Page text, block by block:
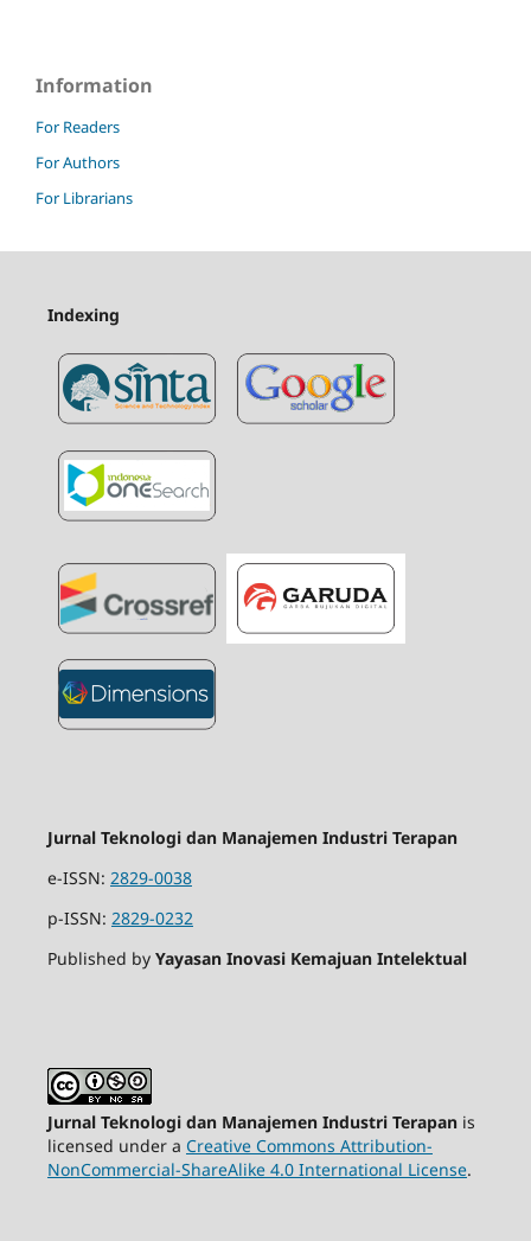
Information
For Readers
For Authors
For Librarians
Indexing
Jurnal Teknologi dan Manajemen Industri Terapan
e-ISSN: 2829-0038
p-ISSN: 2829-0232
Published by Yayasan Inovasi Kemajuan Intelektual
Jurnal Teknologi dan Manajemen Industri Terapanis
licensed under a Creative Commons Attribution-
NonCommercial-ShareAlike 4.0 International License.